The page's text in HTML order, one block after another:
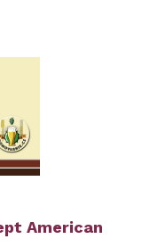
American